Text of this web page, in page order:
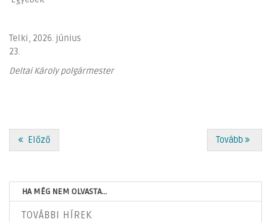
Telki, 2026. június
23.
Deltai Károly polgármester
Előző Tovább
HA MÉG NEM OLVASTA...
TOVÁBBI HÍREK